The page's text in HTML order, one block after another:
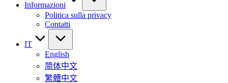
Informazioni
Politica sulla privacy
Contatti
IT
English
简体中文
繁體中文